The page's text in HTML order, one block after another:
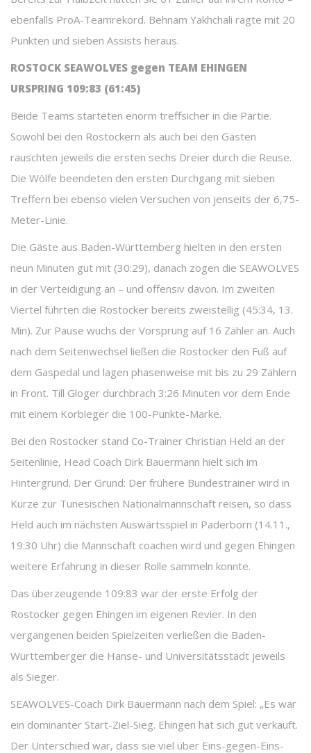
ebenfalls ProA-Teamrekord. Behnam Yakhchali ragte mit 20
Punkten und sieben Assists heraus.
ROSTOCK SEAWOLVES gegen TEAM EHINGEN
URSPRING 109:83 (61:45)
Beide Teams starteten enorm treffsicher in die Partie.
Sowohl bei den Rostockern als auch bei den Gästen
rauschten jeweils die ersten sechs Dreier durch die Reuse.
Die Wölfe beendeten den ersten Durchgang mit sieben
Treffern bei ebenso vielen Versuchen von jenseits der 6,75-
Meter-Linie.
Die Gäste aus Baden-Württemberg hielten in den ersten
neun Minuten gut mit (30:29), danach zogen die SEAWOLVES
in der Verteidigung an – und offensiv davon. Im zweiten
Viertel führten die Rostocker bereits zweistellig (45:34, 13.
Min). Zur Pause wuchs der Vorsprung auf 16 Zähler an. Auch
nach dem Seitenwechsel ließen die Rostocker den Fuß auf
dem Gaspedal und lagen phasenweise mit bis zu 29 Zählern
in Front. Till Gloger durchbrach 3:26 Minuten vor dem Ende
mit einem Korbleger die 100-Punkte-Marke.
Bei den Rostocker stand Co-Trainer Christian Held an der
Seitenlinie, Head Coach Dirk Bauermann hielt sich im
Hintergrund. Der Grund: Der frühere Bundestrainer wird in
Kürze zur Tunesischen Nationalmannschaft reisen, so dass
Held auch im nächsten Auswärtsspiel in Paderborn (14.11.,
19:30 Uhr) die Mannschaft coachen wird und gegen Ehingen
weitere Erfahrung in dieser Rolle sammeln konnte.
Das überzeugende 109:83 war der erste Erfolg der
Rostocker gegen Ehingen im eigenen Revier. In den
vergangenen beiden Spielzeiten verließen die Baden-
Württemberger die Hanse- und Universitätsstadt jeweils
als Sieger.
SEAWOLVES-Coach Dirk Bauermann nach dem Spiel: „Es war
ein dominanter Start-Ziel-Sieg. Ehingen hat sich gut verkauft.
Der Unterschied war, dass sie viel über Eins-gegen-Eins-